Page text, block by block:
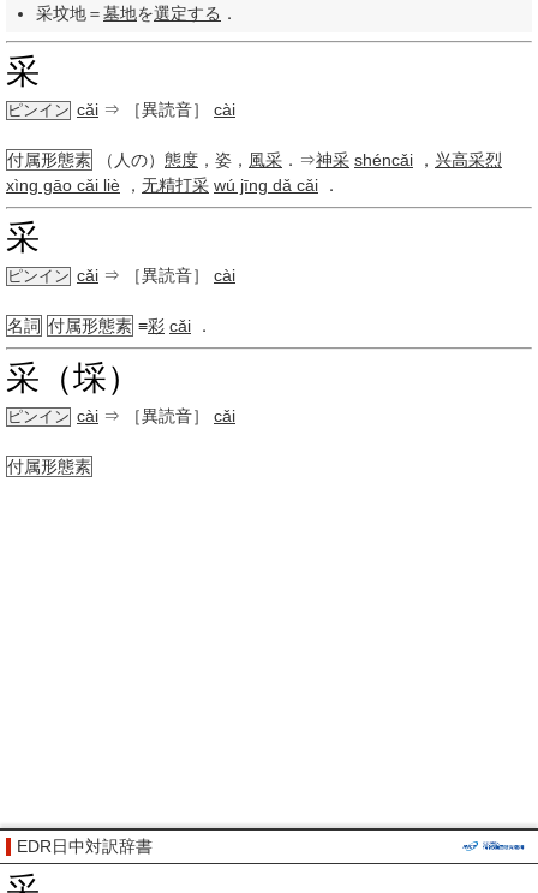
采坟地＝墓地を選定する ．
采
ピンイン cǎi ⇒ ［異読音］ cài
付属形態素 （人の） 態度 ，姿， 風采 ．⇒神采 shéncǎi ， 兴高采烈
xìng gāo cǎi liè ， 无精打采 wú jīng dǎ cǎi ．
采
ピンイン cǎi ⇒ ［異読音］ cài
名詞 付属形態素 ≡彩 cǎi ．
采（埰）
ピンイン cài ⇒ ［異読音］ cǎi
付属形態素
EDR日中対訳辞書